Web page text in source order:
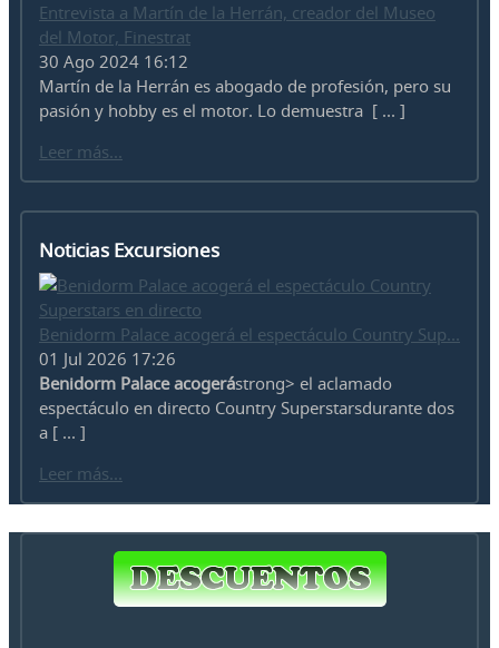
Entrevista a Martín de la Herrán, creador del Museo
del Motor, Finestrat
30 Ago 2024 16:12
Martín de la Herrán es abogado de profesión, pero su
pasión y hobby es el motor. Lo demuestra [ ... ]
Leer más...
Noticias Excursiones
Benidorm Palace acogerá el espectáculo Country Sup...
01 Jul 2026 17:26
Benidorm Palace acogerástrong> el aclamado
espectáculo en directo Country Superstarsdurante dos
a [ ... ]
Leer más...